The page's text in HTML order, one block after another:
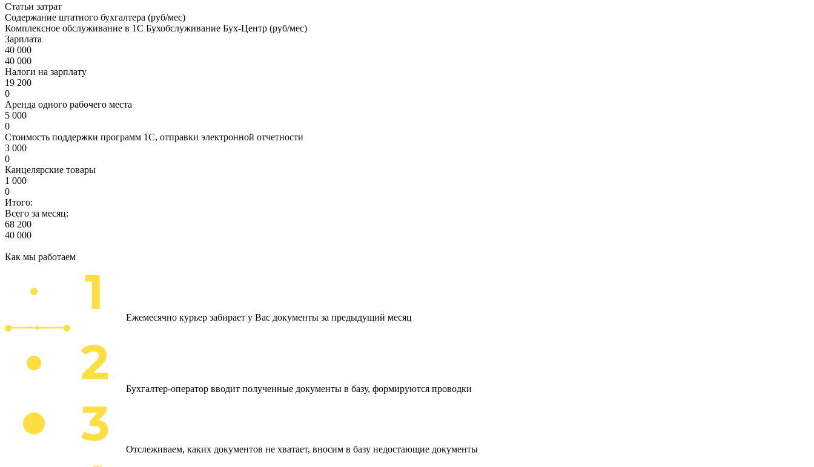
Статьи затрат
Содержание штатного бухгалтера (руб/мес)
Комплексное обслуживание в 1С Бухобслуживание Бух-Центр (руб/мес)
Зарплата
40 000
40 000
Налоги на зарплату
19 200
0
Аренда одного рабочего места
5 000
0
Стоимость поддержки программ 1С, отправки электронной отчетности
3 000
0
Канцелярские товары
1 000
0
Итого:
Всего за месяц:
68 200
40 000
Как мы работаем
Ежемесячно курьер забирает у Вас документы за предыдущий месяц
Бухгалтер-оператор вводит полученные документы в базу, формируются проводки
Отслеживаем, каких документов не хватает, вносим в базу недостающие документы